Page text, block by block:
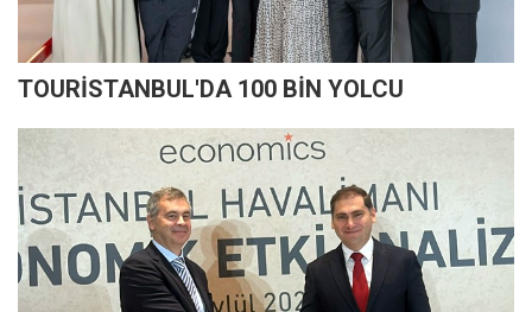
TOURİSTANBUL'DA 100 BİN YOLCU